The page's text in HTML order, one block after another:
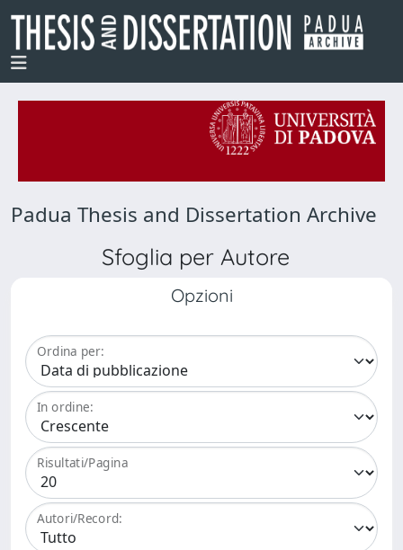
Padua Thesis and Dissertation Archive
Sfoglia per Autore
Opzioni
Ordina per:
In ordine:
Risultati/Pagina
Autori/Record: